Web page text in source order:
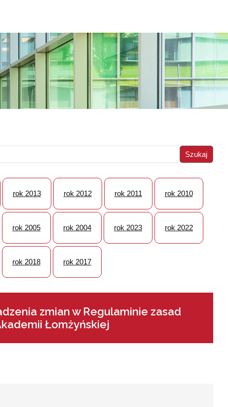
rok 2013 rok 2012 rok 2011 rok 2010
rok 2005 rok 2004 rok 2023 rok 2022
rok 2018 rok 2017
zmian w Regulaminie zasad
Łomżyńskiej